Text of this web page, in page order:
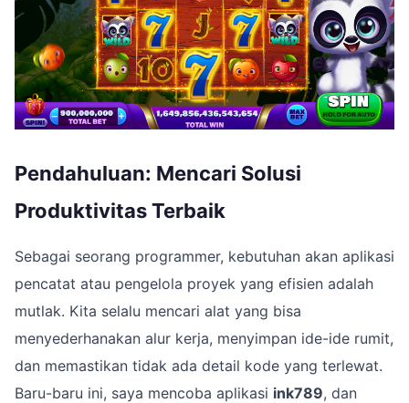
Pendahuluan: Mencari Solusi
Produktivitas Terbaik
Sebagai seorang programmer, kebutuhan akan aplikasi
pencatat atau pengelola proyek yang efisien adalah
mutlak. Kita selalu mencari alat yang bisa
menyederhanakan alur kerja, menyimpan ide-ide rumit,
dan memastikan tidak ada detail kode yang terlewat.
Baru-baru ini, saya mencoba aplikasi ink789, dan